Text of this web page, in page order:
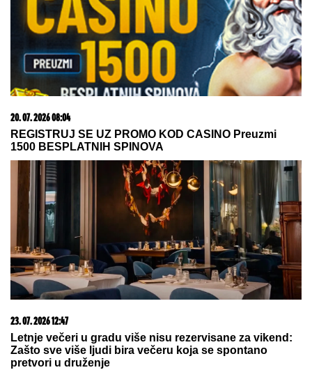
20. 07. 2026 08:04
REGISTRUJ SE UZ PROMO KOD CASINO Preuzmi
1500 BESPLATNIH SPINOVA
23. 07. 2026 12:47
Letnje večeri u gradu više nisu rezervisane za vikend:
Zašto sve više ljudi bira večeru koja se spontano
pretvori u druženje